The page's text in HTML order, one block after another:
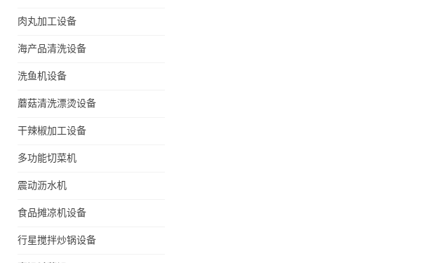
肉丸加工设备
海产品清洗设备
洗鱼机设备
蘑菇清洗漂烫设备
干辣椒加工设备
多功能切菜机
震动沥水机
食品摊凉机设备
行星搅拌炒锅设备